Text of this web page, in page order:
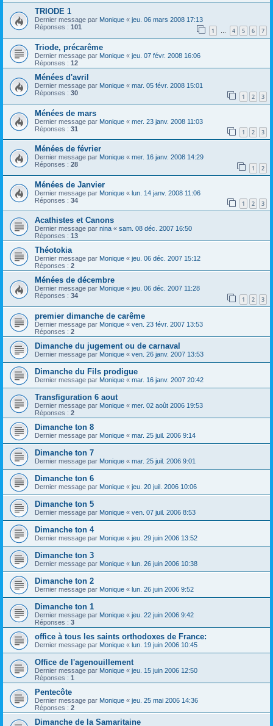
TRIODE 1
Dernier message par Monique « jeu. 06 mars 2008 17:13
Réponses : 101 1 … 4 5 6 7
Triode, précarême
Dernier message par Monique « jeu. 07 févr. 2008 16:06
Réponses : 12
Ménées d'avril
Dernier message par Monique « mar. 05 févr. 2008 15:01
Réponses : 30 1 2 3
Ménées de mars
Dernier message par Monique « mer. 23 janv. 2008 11:03
Réponses : 31 1 2 3
Ménées de février
Dernier message par Monique « mer. 16 janv. 2008 14:29
Réponses : 28 1 2
Ménées de Janvier
Dernier message par Monique « lun. 14 janv. 2008 11:06
Réponses : 34 1 2 3
Acathistes et Canons
Dernier message par nina « sam. 08 déc. 2007 16:50
Réponses : 13
Théotokia
Dernier message par Monique « jeu. 06 déc. 2007 15:12
Réponses : 2
Ménées de décembre
Dernier message par Monique « jeu. 06 déc. 2007 11:28
Réponses : 34 1 2 3
premier dimanche de carême
Dernier message par Monique « ven. 23 févr. 2007 13:53
Réponses : 2
Dimanche du jugement ou de carnaval
Dernier message par Monique « ven. 26 janv. 2007 13:53
Dimanche du Fils prodigue
Dernier message par Monique « mar. 16 janv. 2007 20:42
Transfiguration 6 aout
Dernier message par Monique « mer. 02 août 2006 19:53
Réponses : 2
Dimanche ton 8
Dernier message par Monique « mar. 25 juil. 2006 9:14
Dimanche ton 7
Dernier message par Monique « mar. 25 juil. 2006 9:01
Dimanche ton 6
Dernier message par Monique « jeu. 20 juil. 2006 10:06
Dimanche ton 5
Dernier message par Monique « ven. 07 juil. 2006 8:53
Dimanche ton 4
Dernier message par Monique « jeu. 29 juin 2006 13:52
Dimanche ton 3
Dernier message par Monique « lun. 26 juin 2006 10:38
Dimanche ton 2
Dernier message par Monique « lun. 26 juin 2006 9:52
Dimanche ton 1
Dernier message par Monique « jeu. 22 juin 2006 9:42
Réponses : 3
office à tous les saints orthodoxes de France:
Dernier message par Monique « lun. 19 juin 2006 10:45
Office de l'agenouillement
Dernier message par Monique « jeu. 15 juin 2006 12:50
Réponses : 1
Pentecôte
Dernier message par Monique « jeu. 25 mai 2006 14:36
Réponses : 2
Dimanche de la Samaritaine